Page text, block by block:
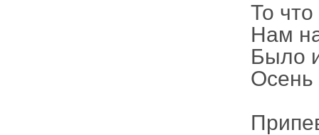
То
Нам
Было
Осень